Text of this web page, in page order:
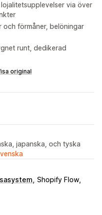
via över
och förmåner, belöningar
runt, dedikerad
original
japanska, och tyska
Shopify Flow